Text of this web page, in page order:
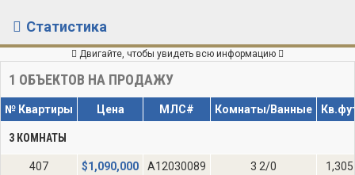
Статистика
Двигайте, чтобы увидеть всю информацию
1 ОБЪЕКТОВ НА ПРОДАЖУ
№ Квартиры Цена МЛС# Комнаты/Ванные
3 КОМНАТЫ
407 $1,090,000 A12030089 3 2/0 1,305